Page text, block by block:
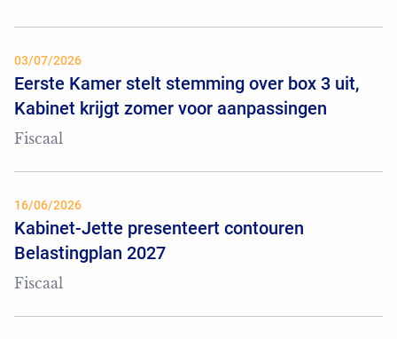
03/07/2026
Eerste Kamer stelt stemming over box 3 uit,
Kabinet krijgt zomer voor aanpassingen
Fiscaal
16/06/2026
Kabinet-Jette presenteert contouren
Belastingplan 2027
Fiscaal